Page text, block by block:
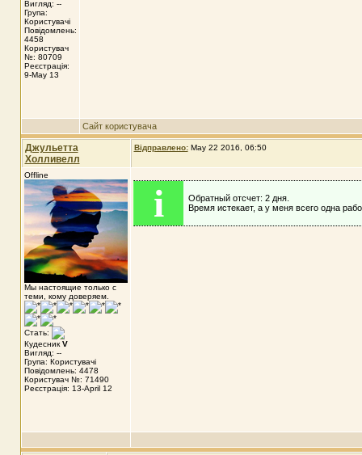
Вигляд: --
Група:
Користувачі
Повідомлень:
4458
Користувач
№: 80709
Реєстрація:
9-May 13
Сайт користувача
Джульетта
Холливелл
Відправлено: May 22 2016, 06:50
Offline
Мы настоящие только с
теми, кому доверяем.
Стать:
Кудесник V
Вигляд: --
Група: Користувачі
Повідомлень: 4478
Користувач №: 71490
Реєстрація: 13-April 12
i
Обратный отсчет: 2 дня.
Время истекает, а у меня всего одна